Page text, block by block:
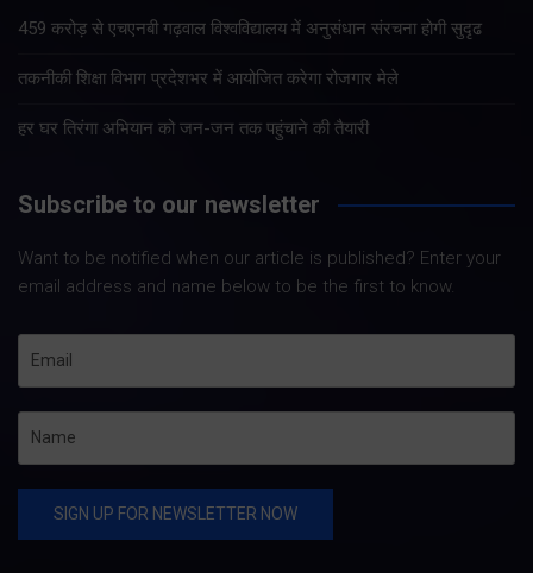
459 करोड़ से एचएनबी गढ़वाल विश्वविद्यालय में अनुसंधान संरचना होगी सुदृढ
तकनीकी शिक्षा विभाग प्रदेशभर में आयोजित करेगा रोजगार मेले
हर घर तिरंगा अभियान को जन-जन तक पहुंचाने की तैयारी
Subscribe to our newsletter
Want to be notified when our article is published? Enter your
email address and name below to be the first to know.